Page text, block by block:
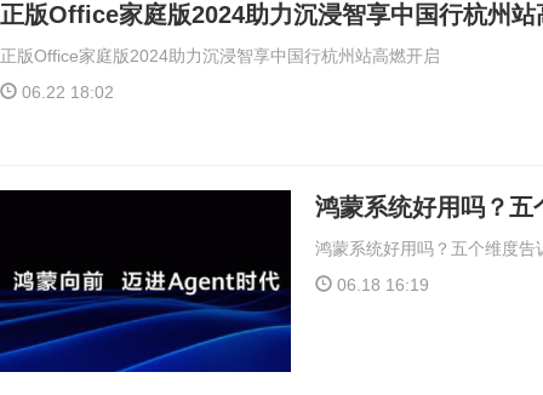
正版Office家庭版2024助力沉浸智享中国行杭州站
正版Office家庭版2024助力沉浸智享中国行杭州站高燃开启
06.22 18:02
鸿蒙系统好用吗？五
鸿蒙系统好用吗？五个维度告
06.18 16:19